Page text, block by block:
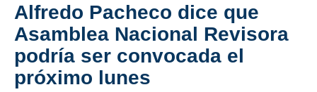
Alfredo Pacheco dice que
Asamblea Nacional Revisora
podría ser convocada el
próximo lunes